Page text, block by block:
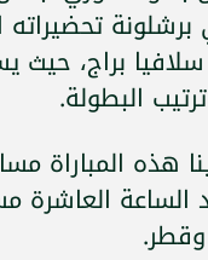
براج، حيث
البطولة.
الساعة